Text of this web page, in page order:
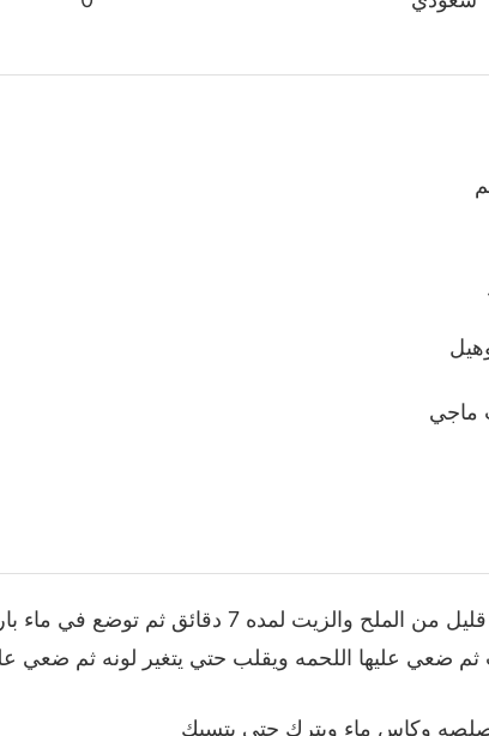
ماجي
لمده 7 دقائق ثم توضع في ماء بارد
ضعي عليها اللحمه ويقلب حتي يتغير لونه ثم ضعي
وكاس ماء ويترك حتي يتسبك